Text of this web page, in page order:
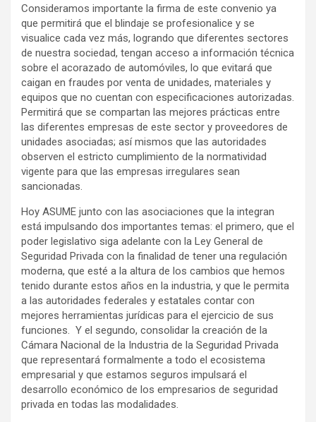
Consideramos importante la firma de este convenio ya
que permitirá que el blindaje se profesionalice y se
visualice cada vez más, logrando que diferentes sectores
de nuestra sociedad, tengan acceso a información técnica
sobre el acorazado de automóviles, lo que evitará que
caigan en fraudes por venta de unidades, materiales y
equipos que no cuentan con especificaciones autorizadas.
Permitirá que se compartan las mejores prácticas entre
las diferentes empresas de este sector y proveedores de
unidades asociadas; así mismos que las autoridades
observen el estricto cumplimiento de la normatividad
vigente para que las empresas irregulares sean
sancionadas.
Hoy ASUME junto con las asociaciones que la integran
está impulsando dos importantes temas: el primero, que el
poder legislativo siga adelante con la Ley General de
Seguridad Privada con la finalidad de tener una regulación
moderna, que esté a la altura de los cambios que hemos
tenido durante estos años en la industria, y que le permita
a las autoridades federales y estatales contar con
mejores herramientas jurídicas para el ejercicio de sus
funciones. Y el segundo, consolidar la creación de la
Cámara Nacional de la Industria de la Seguridad Privada
que representará formalmente a todo el ecosistema
empresarial y que estamos seguros impulsará el
desarrollo económico de los empresarios de seguridad
privada en todas las modalidades.